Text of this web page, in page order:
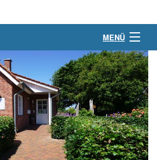
MENÜ
Über uns
Kleintierpraxis
Großtierpraxis
Kontakt & Anfahrt